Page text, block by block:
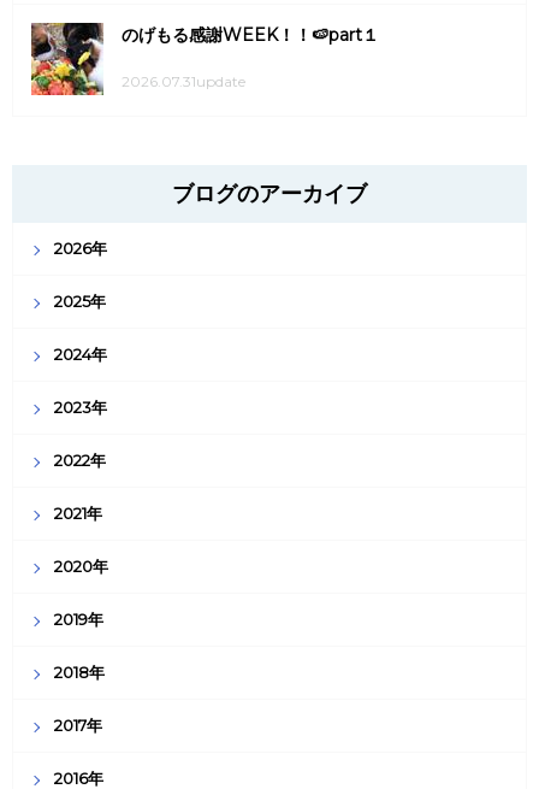
のげもる感謝WEEK！！🍉part１
2026.07.31update
ブログのアーカイブ
2026年
2025年
2024年
2023年
2022年
2021年
2020年
2019年
2018年
2017年
2016年